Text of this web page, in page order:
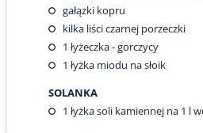
gałązki kopru
kilka liści czarnej porzeczki
1 łyżeczka - gorczycy
1 łyżka miodu na słoik
SOLANKA
1 łyżka soli kamiennej na 1 l